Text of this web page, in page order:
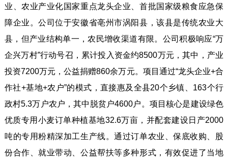
业、农业产业化国家重点龙头企业、首批国家级粮食应急保
障企业。公司位于安徽省亳州市涡阳县，该县是传统农业大
县，但产业结构单一，农民增收渠道有限。公司积极响应“万
企兴万村”行动号召，累计投入资金约8500万元，其中，产业
投资7200万元，公益捐赠860余万元。项目通过“龙头企业+合
作社+基地+农户”的模式，直接惠及全县20个乡镇、163个行
政村5.3万户农户，其中脱贫户4600户。项目核心是建设绿色
优质专用小麦订单种植基地32.6万亩，并配套建设日产2000
吨的专用粉精深加工生产线。通过订单农业、保底收购、股
份合作、就业带动、公益帮扶等多种形式，有效促进了当地